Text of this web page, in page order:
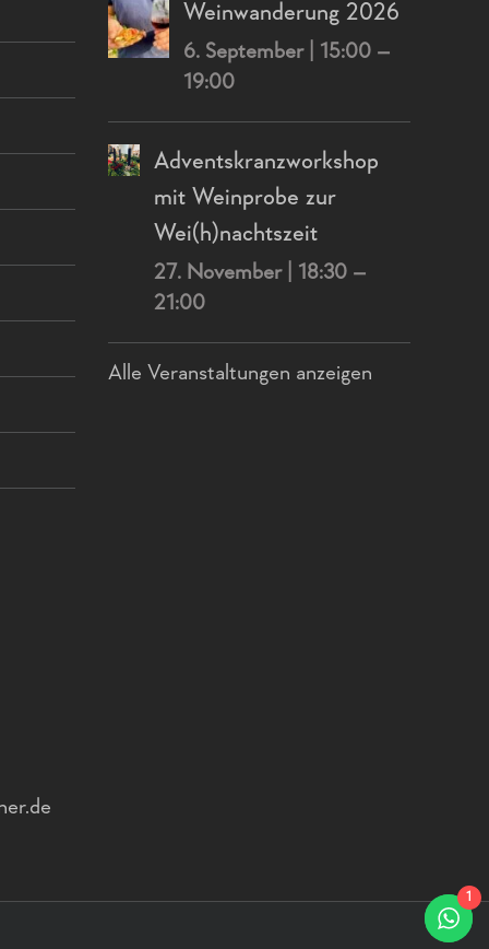
Weinwanderung 2026
6. September | 15:00 –
19:00
Adventskranzworkshop
mit Weinprobe zur
Wei(h)nachtszeit
27. November | 18:30–
21:00
Alle Veranstaltungen anzeigen